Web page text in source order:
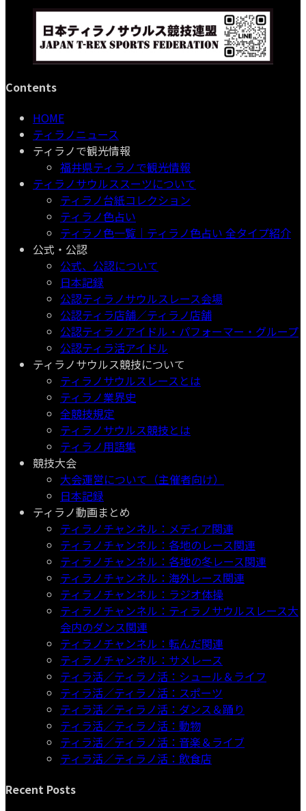
Contents
HOME
ティラノニュース
ティラノで観光情報
福井県ティラノで観光情報
ティラノサウルススーツについて
ティラノ台紙コレクション
ティラノ色占い
ティラノ色一覧｜ティラノ色占い 全タイプ紹介
公式・公認
公式、公認について
日本記録
公認ティラノサウルスレース会場
公認ティラ店舗／ティラノ店舗
公認ティラノアイドル・パフォーマー・グループ
公認ティラ活アイドル
ティラノサウルス競技について
ティラノサウルスレースとは
ティラノ業界史
全競技規定
ティラノサウルス競技とは
ティラノ用語集
競技大会
大会運営について（主催者向け）
日本記録
ティラノ動画まとめ
ティラノチャンネル：メディア関連
ティラノチャンネル：各地のレース関連
ティラノチャンネル：各地の冬レース関連
ティラノチャンネル：海外レース関連
ティラノチャンネル：ラジオ体操
ティラノチャンネル：ティラノサウルスレース大
会内のダンス関連
ティラノチャンネル：転んだ関連
ティラノチャンネル：サメレース
ティラ活／ティラノ活：シュール＆ライフ
ティラ活／ティラノ活：スポーツ
ティラ活／ティラノ活：ダンス＆踊り
ティラ活／ティラノ活：動物
ティラ活／ティラノ活：音楽＆ライブ
ティラ活／ティラノ活：飲食店
Recent Posts